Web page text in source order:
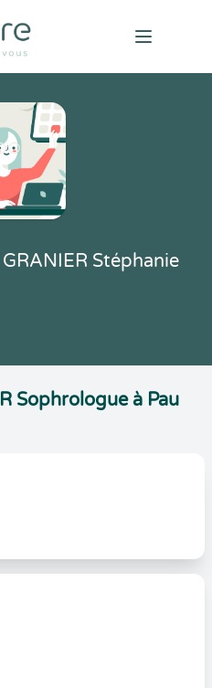
Open
Stéphanie
Sophrologue à Pau